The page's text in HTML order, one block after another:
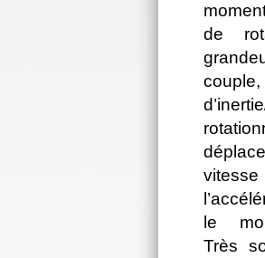
de
le
Très